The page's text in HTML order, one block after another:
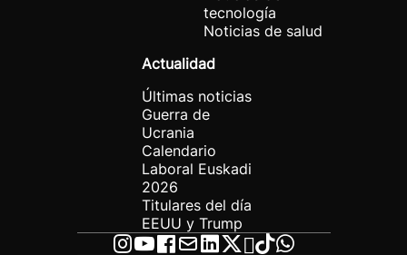
tecnología
Noticias de salud
Actualidad
Últimas noticias
Guerra de
Ucrania
Calendario
Laboral Euskadi
2026
Titulares del día
EEUU y Trump